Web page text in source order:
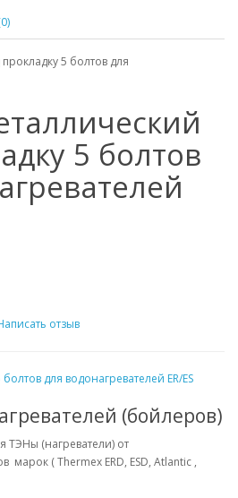
5 болтов для
5 болтов
отзыв
для водонагревателей ER/ES
(бойлеров)
ТЭНы (нагреватели) от
марок (Thermex ERD, ESD, Atlantic ,